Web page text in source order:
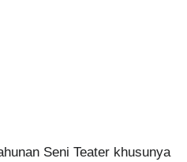
Seni Teater khusunya